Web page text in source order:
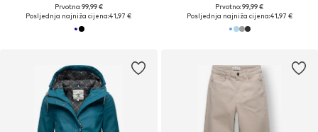
Prvotno: 99,99 €
Posljednja najniža cijena:41,97 €
Prvotno: 99,99 €
Posljednja najniža cijena:41,97 €